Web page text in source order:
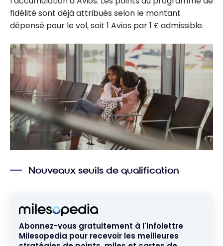
fidélité sont déjà attribués selon le montant
dépensé pour le vol, soit 1 Avios par 1 £ admissible.
Nouveaux seuils de qualification
Abonnez-vous gratuitement à l'infolettre
Milesopedia pour recevoir les meilleures